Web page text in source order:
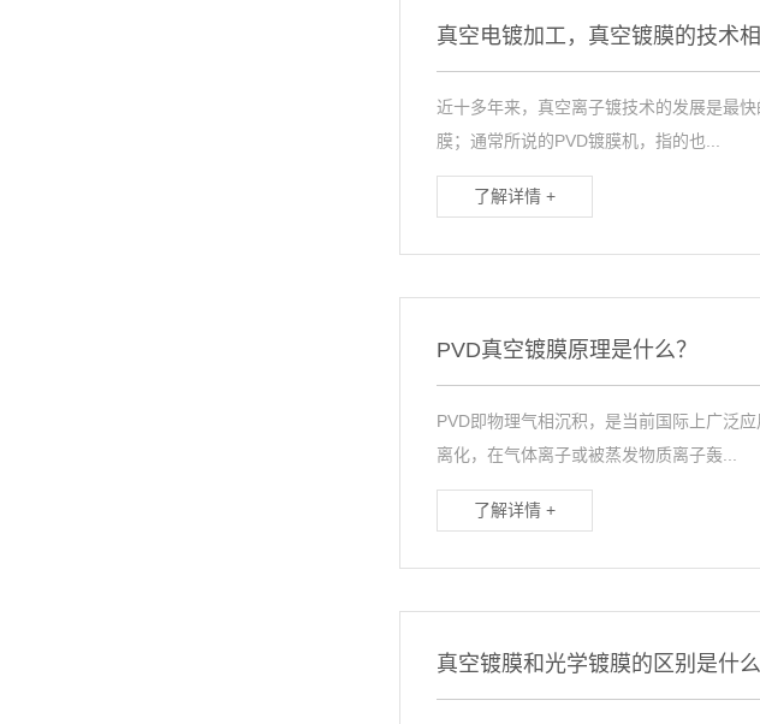
真空电镀加工，真空镀膜的技术
近十多年来，真空离子镀技术的发展是最
膜；通常所说的PVD镀膜机，指的也...
了解详情 +
PVD真空镀膜原理是什么？
PVD即物理气相沉积，是当前国际上广泛
离化，在气体离子或被蒸发物质离子轰...
了解详情 +
真空镀膜和光学镀膜的区别是什么